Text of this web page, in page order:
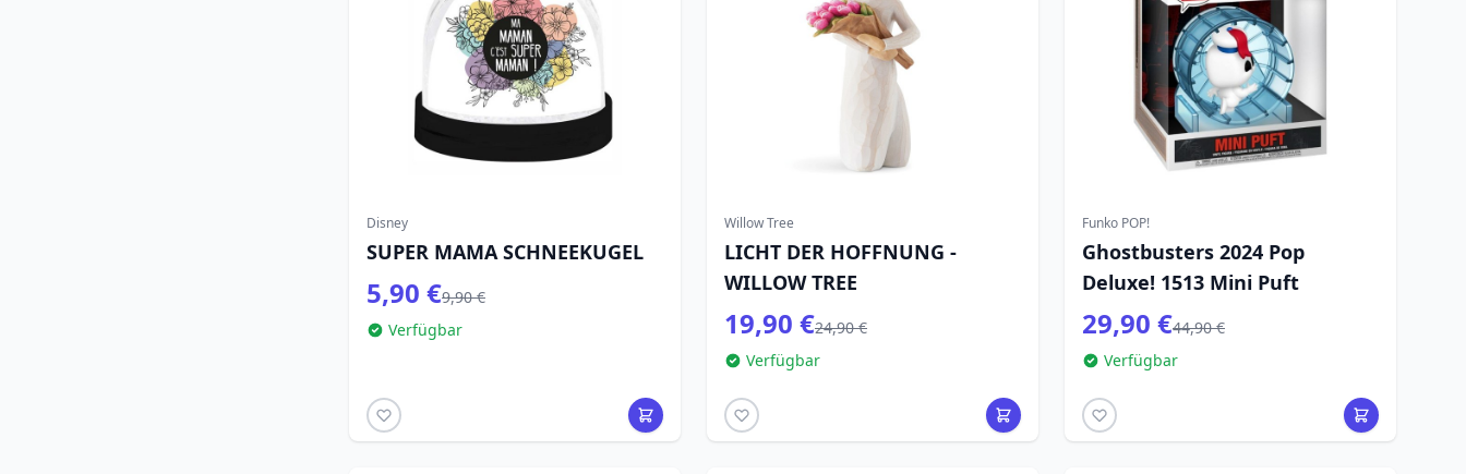
Disney
SUPER MAMA SCHNEEKUGEL
5,90 €9,90 €
Verfügbar
Willow Tree
LICHT DER HOFFNUNG -
WILLOW TREE
19,90 €24,90 €
Verfügbar
Funko POP!
Ghostbusters 2024 Pop
Deluxe! 1513 Mini Puft
29,90 €44,90 €
Verfügbar